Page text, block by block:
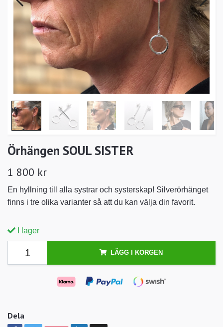
Örhängen SOUL SISTER
1 800 kr
En hyllning till alla systrar och systerskap! Silverörhänget
finns i tre olika varianter så att du kan välja din favorit.
I lager
LÄGG I KORGEN
Dela